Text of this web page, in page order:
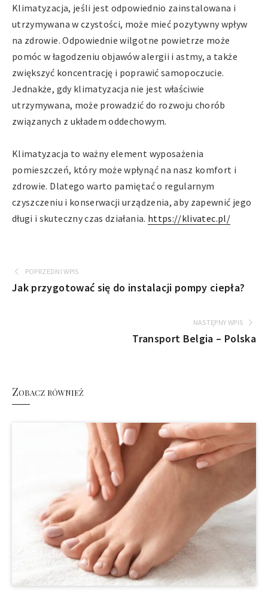
Klimatyzacja, jeśli jest odpowiednio zainstalowana i
utrzymywana w czystości, może mieć pozytywny wpływ
na zdrowie. Odpowiednie wilgotne powietrze może
pomóc w łagodzeniu objawów alergii i astmy, a także
zwiększyć koncentrację i poprawić samopoczucie.
Jednakże, gdy klimatyzacja nie jest właściwie
utrzymywana, może prowadzić do rozwoju chorób
związanych z układem oddechowym.
Klimatyzacja to ważny element wyposażenia
pomieszczeń, który może wpłynąć na nasz komfort i
zdrowie. Dlatego warto pamiętać o regularnym
czyszczeniu i konserwacji urządzenia, aby zapewnić jego
długi i skuteczny czas działania. https://klivatec.pl/
POPRZEDNI WPIS
Jak przygotować się do instalacji pompy ciepła?
NASTĘPNY WPIS
Transport Belgia – Polska
Zobacz również